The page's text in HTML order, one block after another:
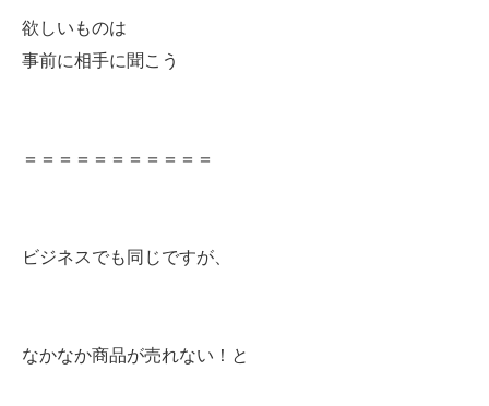
欲しいものは
事前に相手に聞こう
＝＝＝＝＝＝＝＝＝＝＝
ビジネスでも同じですが、
なかなか商品が売れない！と